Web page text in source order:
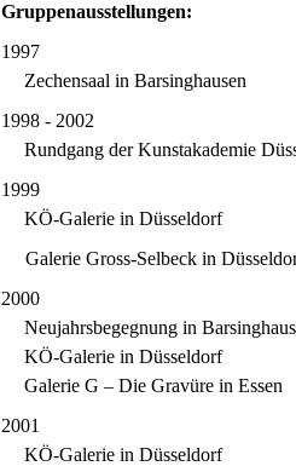
Gruppenausstellungen:
1997
Zechensaal in Barsinghausen
1998 - 2002
Rundgang der Kunstakademie
1999
KÖ-Galerie in Düsseldorf
Galerie Gross-Selbeck in
2000
Neujahrsbegegnung in
KÖ-Galerie in Düsseldorf
Galerie G – Die Gravüre in Essen
2001
KÖ-Galerie in Düsseldorf